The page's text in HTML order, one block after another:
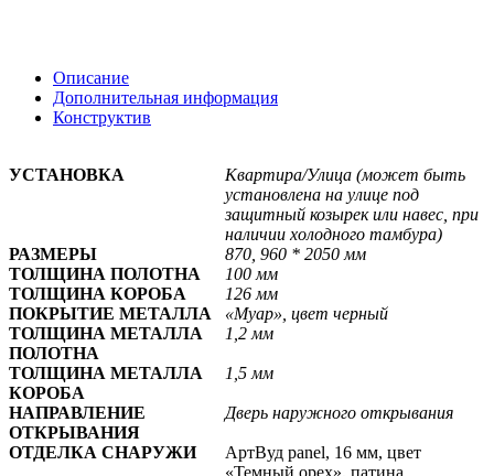
Описание
Дополнительная информация
Конструктив
УСТАНОВКА
Квартира/Улица (может быть
установлена на улице под
защитный козырек или навес, при
наличии холодного тамбура)
РАЗМЕРЫ
870, 960 * 2050 мм
ТОЛЩИНА ПОЛОТНА
100 мм
ТОЛЩИНА КОРОБА
126 мм
ПОКРЫТИЕ МЕТАЛЛА
«Муар», цвет черный
ТОЛЩИНА МЕТАЛЛА
ПОЛОТНА
1,2 мм
ТОЛЩИНА МЕТАЛЛА
КОРОБА
1,5 мм
НАПРАВЛЕНИЕ
ОТКРЫВАНИЯ
Дверь наружного открывания
ОТДЕЛКА СНАРУЖИ
АртВуд panel, 16 мм, цвет